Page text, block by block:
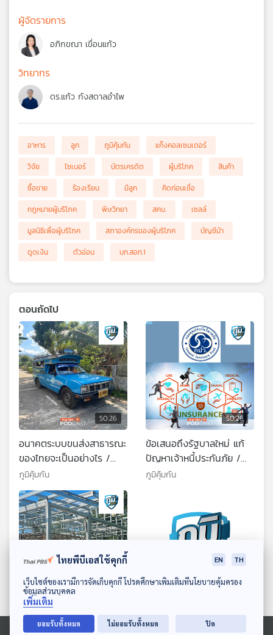
ดาวน์โหลด Thai PBS Podcast Application
ผู้จัดรายการ
อภิกขณา เขื่อนแก้ว
วิทยากร
ดร.แก้ว กังสดาลอำไพ
อาหาร ลูก ภูมิคุ้มกัน
แก๊งคอลเซนเตอร์
วิจัย
ไซเบอร์ บัตรเครดิต ผู้บริโภค
สินค้า
ซื้อขาย
ร้องเรียน มีลูก
คิดก่อนเชื่อ
กฎหมายผู้บริโภค
พิษวิทยา สคบ.
เซลล์
มูลนิธิเพื่อผู้บริโภค
สภาองค์กรของผู้บริโภค
บัญชีม้า
ดูดเงิน
ตัวอ่อน บก.สอท.1
ตอนถัดไป
50:26
อนาคตระบบขนส่งสาธารณะ
ของไทยจะเป็นอย่างไร /
นอนหลับมากไปเพิ่มความ
เสี่ยงตายได้ จริงหรือ
ภูมิคุ้มกัน
50:26
ข้อเสนอถึงรัฐบาลใหม่ แก้
ปัญหาเจ้าหนี้ประกันภัย /
ไขข้อข้องใจ ซื้อประกันไม่ระบุ
สำคัญกับผู้สูงอายุอยางไร
ภูมิคุ้มกัน
50:26
ร้องจ่ายเงินซื้อบ้านน็อค
ดาวน์กับผู้รับสร้างบ้านผ่าน
50:26
เตือนภัยพาวเวอร์แบงก์
ระเบิดคากระเป๋า / เสนอ
ไทยพีบีเอสใช้คุกกี้ EN TH
เว็บไซต์ของเรามีการจัดเก็บคุกกี้ โปรดศึกษาเพิ่มเติมที่นโยบายคุ้มครอง
ข้อมูลส่วนบุคคล
เพิ่มเติม
ยอมรับทั้งหมด ไม่ยอมรับทั้งหมด ปิด